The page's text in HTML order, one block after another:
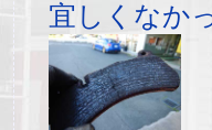
宜しくなか